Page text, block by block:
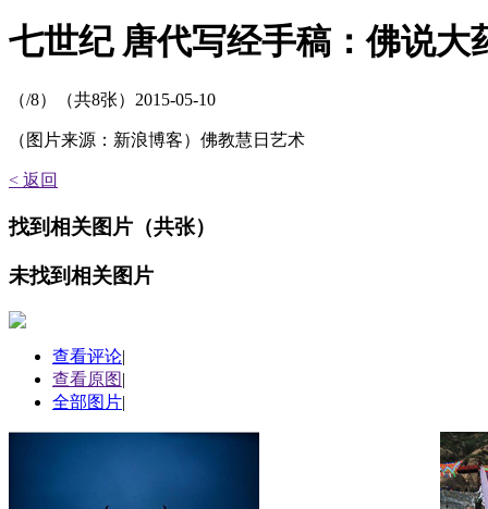
七世纪 唐代写经手稿：佛说大
（/8） （共8张） 2015-05-10
（图片来源：新浪博客）佛教慧日艺术
< 返回
找到相关图片 （共张）
未找到相关图片
查看评论|
查看原图 |
全部图片|